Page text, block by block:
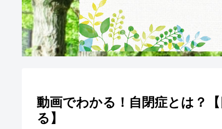
動画でわかる！自閉症とは？
る】